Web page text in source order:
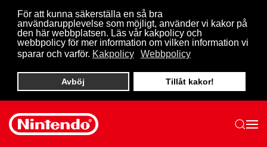
För att kunna säkerställa en så bra
användarupplevelse som möjligt, använder vi kakor på
den här webbplatsen. Läs vår kakpolicy och
webbpolicy för mer information om vilken information vi
sparar och varför. Kakpolicy Webbpolicy
Avböj Tillåt kakor!
Skip to main content